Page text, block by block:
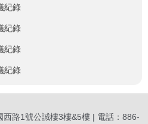
紀錄
紀錄
紀錄
紀錄
路1號公誠樓3樓&5樓 | 電話：886-